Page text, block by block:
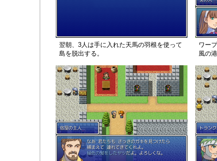
翌朝、3人は手に入れた天馬の羽根を使って
島を脱出する。
ワー
風の